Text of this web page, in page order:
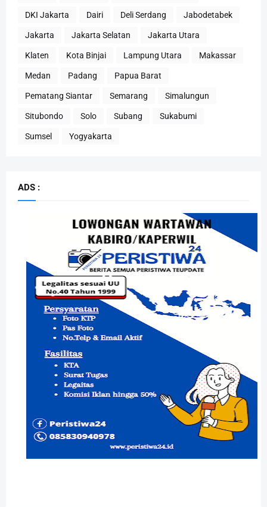
DKI Jakarta Dairi Deli Serdang Jabodetabek
Jakarta Jakarta Selatan Jakarta Utara
Klaten Kota Binjai Lampung Utara Makassar
Medan Padang Papua Barat
Pematang Siantar Semarang Simalungun
Situbondo Solo Subang Sukabumi
Sumsel Yogyakarta
ADS :